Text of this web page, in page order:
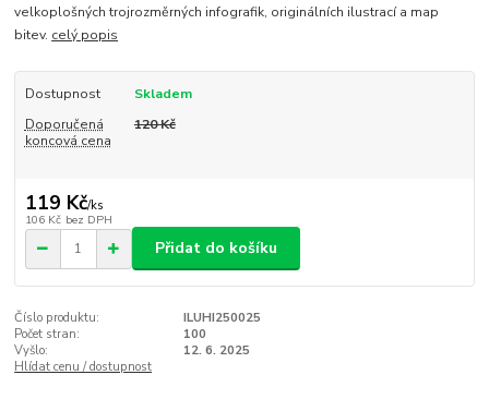
velkoplošných trojrozměrných infografik, originálních ilustrací a map
bitev. celý popis
Dostupnost
Skladem
Doporučená
koncová cena
120 Kč
119 Kč/ks
106 Kč bez DPH
Přidat do košíku
Číslo produktu:
ILUHI250025
Počet stran:
100
Vyšlo:
12. 6. 2025
Hlídat cenu / dostupnost